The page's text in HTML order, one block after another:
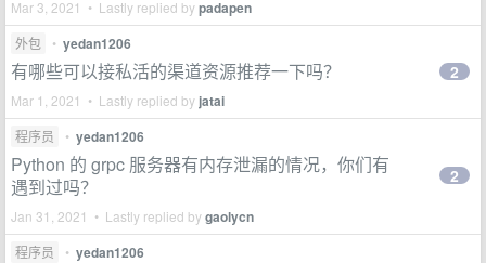
Mar 3, 2021 • Lastly replied bypadapen
外包 • yedan1206
有哪些可以接私活的渠道资源推荐一下吗？
Mar 1, 2021 • Lastly replied by jatai
2
程序员 • yedan1206
Python 的 grpc 服务器有内存泄漏的情况，你们有
遇到过吗？
Jan 31, 2021 • Lastly replied bygaolycn
2
程序员 • yedan1206